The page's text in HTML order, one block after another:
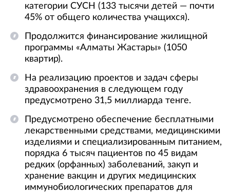
категории СУСН (133 тысячи детей — почти
45% от общего количества учащихся).
Продолжится финансирование жилищной
программы «Алматы Жастары» (1050
квартир).
На реализацию проектов и задач сферы
здравоохранения в следующем году
предусмотрено 31,5 миллиарда тенге.
Предусмотрено обеспечение бесплатными
лекарственными средствами, медицинскими
изделиями и специализированным питанием,
порядка 6 тысяч пациентов по 45 видам
редких (орфанных) заболеваний, закуп и
хранение вакцин и других медицинских
иммунобиологических препаратов для